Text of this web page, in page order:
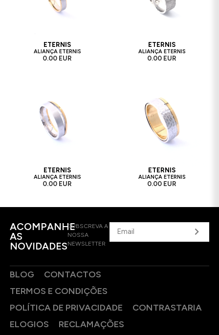
ETERNIS
ALIANÇA ETERNIS
0.00 EUR
ETERNIS
ALIANÇA ETERNIS
0.00 EUR
ETERNIS
ALIANÇA ETERNIS
0.00 EUR
ETERNIS
ALIANÇA ETERNIS
0.00 EUR
ACOMPANHE
AS
NOVIDADES
SUBSCREVA A
NOSSA
NEWSLETTER
BLOG
CONTACTOS
TERMOS E CONDIÇÕES
POLÍTICA DE PRIVACIDADE
CONTRASTARIA
ELOGIOS
RECLAMAÇÕES